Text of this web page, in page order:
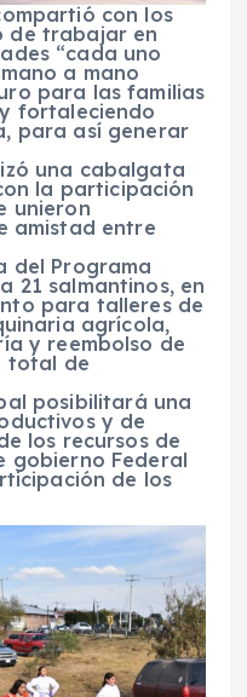
con los
de trabajar en
“cada uno
a mano
para las familias
fortaleciendo
para así generar
una cabalgata
la participación
unieron
amistad entre
del Programa
21 salmantinos, en
para talleres de
agrícola,
y reembolso de
total de
posibilitará una
y de
los recursos de
gobierno Federal
de los